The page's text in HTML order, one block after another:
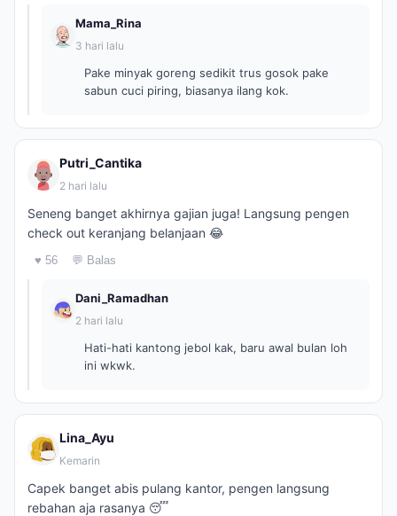
Mama_Rina
3 hari lalu
Pake minyak goreng sedikit trus gosok pake
sabun cuci piring, biasanya ilang kok.
Putri_Cantika
2 hari lalu
Seneng banget akhirnya gajian juga! Langsung pengen
check out keranjang belanjaan 😂
♥ 56 💬 Balas
Dani_Ramadhan
2 hari lalu
Hati-hati kantong jebol kak, baru awal bulan loh
ini wkwk.
Lina_Ayu
Kemarin
Capek banget abis pulang kantor, pengen langsung
rebahan aja rasanya 😴